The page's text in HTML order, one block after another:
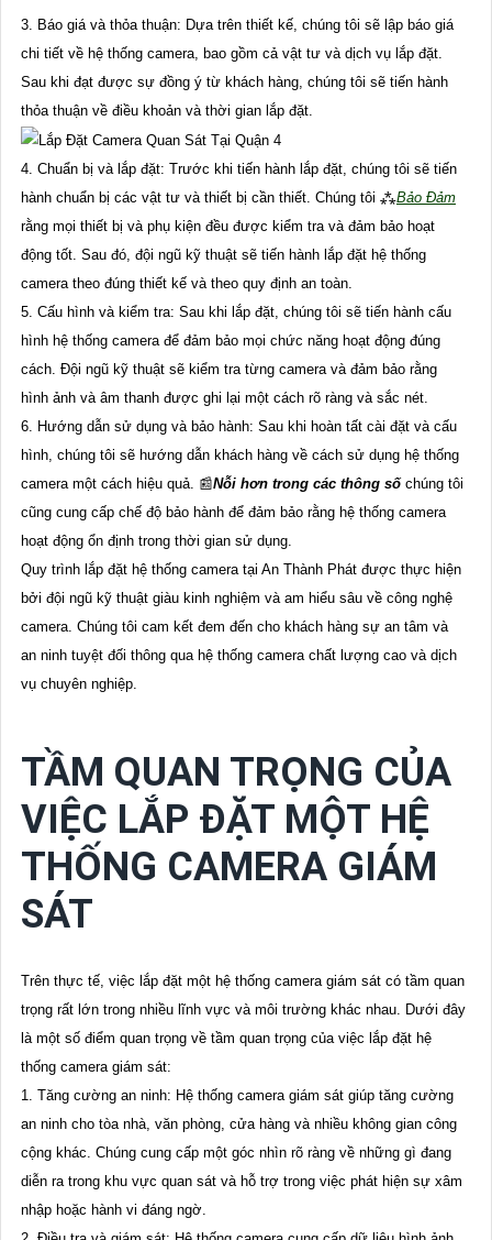
3. Báo giá và thỏa thuận: Dựa trên thiết kế, chúng tôi sẽ lập báo giá
chi tiết về hệ thống camera, bao gồm cả vật tư và dịch vụ lắp đặt.
Sau khi đạt được sự đồng ý từ khách hàng, chúng tôi sẽ tiến hành
thỏa thuận về điều khoản và thời gian lắp đặt.
4. Chuẩn bị và lắp đặt: Trước khi tiến hành lắp đặt, chúng tôi sẽ tiến
hành chuẩn bị các vật tư và thiết bị cần thiết. Chúng tôi ⁂Bảo Đảm
rằng mọi thiết bị và phụ kiện đều được kiểm tra và đảm bảo hoạt
động tốt. Sau đó, đội ngũ kỹ thuật sẽ tiến hành lắp đặt hệ thống
camera theo đúng thiết kế và theo quy định an toàn.
5. Cấu hình và kiểm tra: Sau khi lắp đặt, chúng tôi sẽ tiến hành cấu
hình hệ thống camera để đảm bảo mọi chức năng hoạt động đúng
cách. Đội ngũ kỹ thuật sẽ kiểm tra từng camera và đảm bảo rằng
hình ảnh và âm thanh được ghi lại một cách rõ ràng và sắc nét.
6. Hướng dẫn sử dụng và bảo hành: Sau khi hoàn tất cài đặt và cấu
hình, chúng tôi sẽ hướng dẫn khách hàng về cách sử dụng hệ thống
camera một cách hiệu quả. 📰Nỗi hơn trong các thông sốchúng tôi
cũng cung cấp chế độ bảo hành để đảm bảo rằng hệ thống camera
hoạt động ổn định trong thời gian sử dụng.
Quy trình lắp đặt hệ thống camera tại An Thành Phát được thực hiện
bởi đội ngũ kỹ thuật giàu kinh nghiệm và am hiểu sâu về công nghệ
camera. Chúng tôi cam kết đem đến cho khách hàng sự an tâm và
an ninh tuyệt đối thông qua hệ thống camera chất lượng cao và dịch
vụ chuyên nghiệp.
TẦM QUAN TRỌNG CỦA
VIỆC LẮP ĐẶT MỘT HỆ
THỐNG CAMERA GIÁM
SÁT
Trên thực tế, việc lắp đặt một hệ thống camera giám sát có tầm quan
trọng rất lớn trong nhiều lĩnh vực và môi trường khác nhau. Dưới đây
là một số điểm quan trọng về tầm quan trọng của việc lắp đặt hệ
thống camera giám sát:
1. Tăng cường an ninh: Hệ thống camera giám sát giúp tăng cường
an ninh cho tòa nhà, văn phòng, cửa hàng và nhiều không gian công
cộng khác. Chúng cung cấp một góc nhìn rõ ràng về những gì đang
diễn ra trong khu vực quan sát và hỗ trợ trong việc phát hiện sự xâm
nhập hoặc hành vi đáng ngờ.